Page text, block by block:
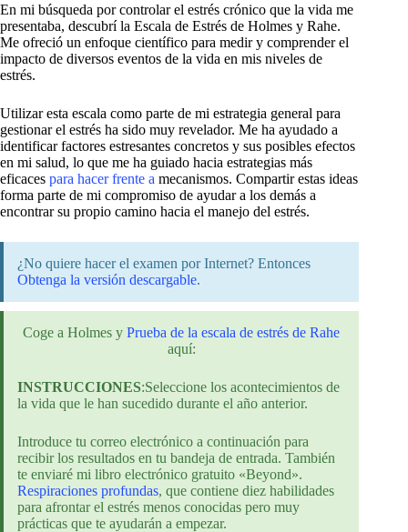
En mi búsqueda por controlar el estrés crónico que la vida me
presentaba, descubrí la Escala de Estrés de Holmes y Rahe.
Me ofreció un enfoque científico para medir y comprender el
impacto de diversos eventos de la vida en mis niveles de
estrés.
Utilizar esta escala como parte de mi estrategia general para
gestionar el estrés ha sido muy revelador. Me ha ayudado a
identificar factores estresantes concretos y sus posibles efectos
en mi salud, lo que me ha guiado hacia estrategias más
eficaces para hacer frente a mecanismos. Compartir estas ideas
forma parte de mi compromiso de ayudar a los demás a
encontrar su propio camino hacia el manejo del estrés.
¿No quiere hacer el examen por Internet? Entonces
Obtenga la versión descargable.
Coge a Holmes yPrueba de la escala de estrés de Rahe
aquí:
INSTRUCCIONES:Seleccione los acontecimientos de
la vida que le han sucedido durante el año anterior.
Introduce tu correo electrónico a continuación para
recibir los resultados en tu bandeja de entrada. También
te enviaré mi libro electrónico gratuito «Beyond».
Respiraciones profundas, que contiene diez habilidades
para afrontar el estrés menos conocidas pero muy
prácticas que te ayudarán a empezar.